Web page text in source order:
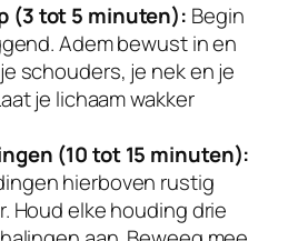
(3 tot 5 minuten): Begin
Adem bewust in en
schouders, je nek en je
je lichaam wakker
(10 tot 15 minuten):
hierboven rustig
Houd elke houding drie